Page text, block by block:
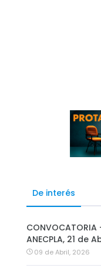
De interés
ANECPLA, 21 de
09 de Abril, 2026